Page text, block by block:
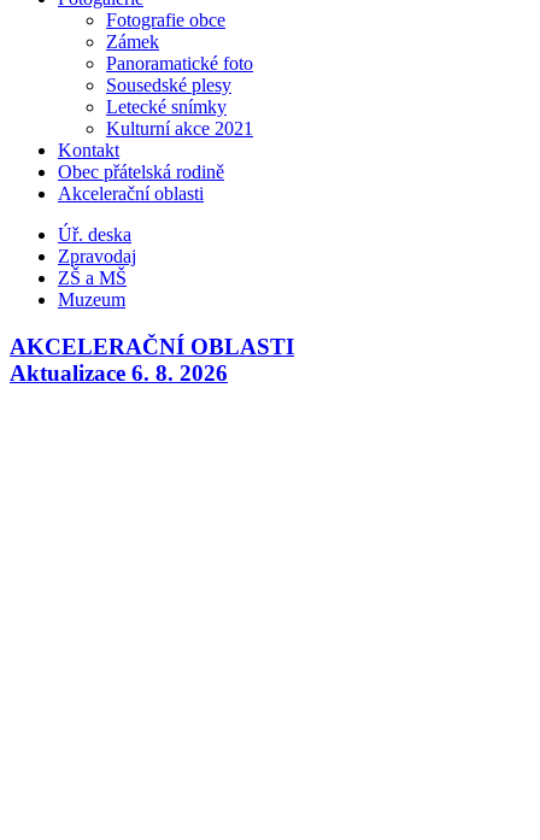
Fotografie obce
Zámek
Panoramatické foto
Sousedské plesy
Letecké snímky
Kulturní akce 2021
Kontakt
Obec přátelská rodině
Akcelerační oblasti
Úř. deska
Zpravodaj
ZŠ a MŠ
Muzeum
AKCELERAČNÍ OBLASTI
Aktualizace 6. 8. 2026